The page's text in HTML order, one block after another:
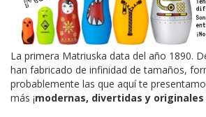
La primera Matriuska data del año 1890.
han fabricado de infinidad de tamaños,
probablemente las que aquí te
más ¡modernas, divertidas y originales